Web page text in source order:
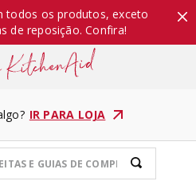
todos os produtos, exceto
de reposição. Confira!
IR PARA LOJA